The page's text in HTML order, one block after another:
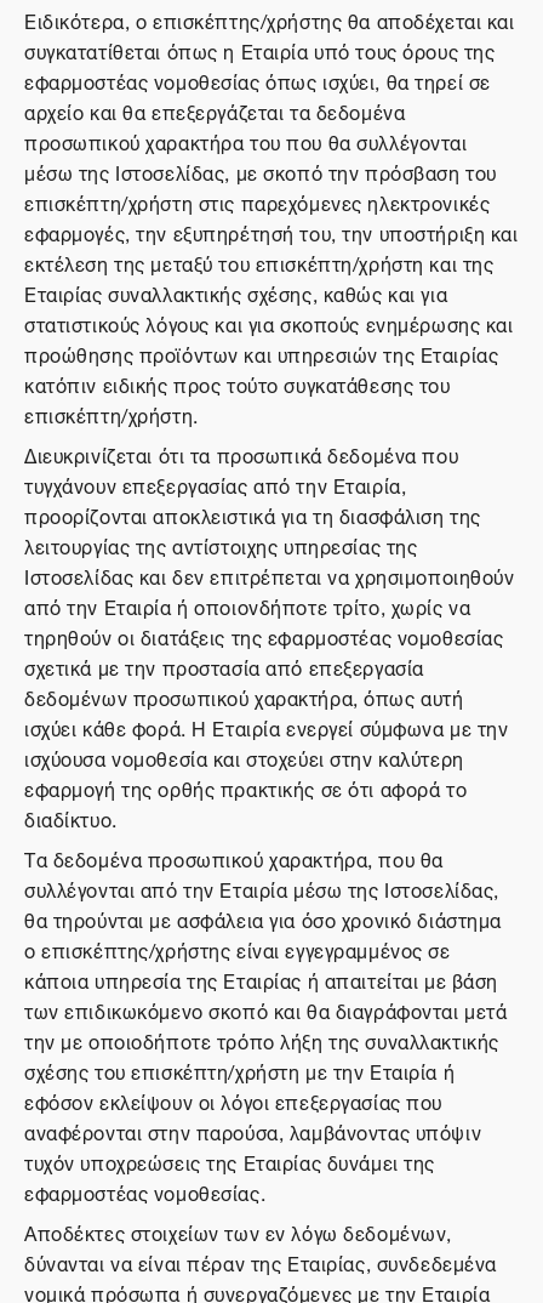
Ειδικότερα, ο επισκέπτης/χρήστης θα αποδέχεται και
συγκατατίθεται όπως η Εταιρία υπό τους όρους της
εφαρμοστέας νομοθεσίας όπως ισχύει, θα τηρεί σε
αρχείο και θα επεξεργάζεται τα δεδομένα
προσωπικού χαρακτήρα του που θα συλλέγονται
μέσω της Ιστοσελίδας, με σκοπό την πρόσβαση του
επισκέπτη/χρήστη στις παρεχόμενες ηλεκτρονικές
εφαρμογές, την εξυπηρέτησή του, την υποστήριξη και
εκτέλεση της μεταξύ του επισκέπτη/χρήστη και της
Εταιρίας συναλλακτικής σχέσης, καθώς και για
στατιστικούς λόγους και για σκοπούς ενημέρωσης και
προώθησης προϊόντων και υπηρεσιών της Εταιρίας
κατόπιν ειδικής προς τούτο συγκατάθεσης του
επισκέπτη/χρήστη.
Διευκρινίζεται ότι τα προσωπικά δεδομένα που
τυγχάνουν επεξεργασίας από την Εταιρία,
προορίζονται αποκλειστικά για τη διασφάλιση της
λειτουργίας της αντίστοιχης υπηρεσίας της
Ιστοσελίδας και δεν επιτρέπεται να χρησιμοποιηθούν
από την Εταιρία ή οποιονδήποτε τρίτο, χωρίς να
τηρηθούν οι διατάξεις της εφαρμοστέας νομοθεσίας
σχετικά με την προστασία από επεξεργασία
δεδομένων προσωπικού χαρακτήρα, όπως αυτή
ισχύει κάθε φορά. Η Εταιρία ενεργεί σύμφωνα με την
ισχύουσα νομοθεσία και στοχεύει στην καλύτερη
εφαρμογή της ορθής πρακτικής σε ότι αφορά το
διαδίκτυο.
Τα δεδομένα προσωπικού χαρακτήρα, που θα
συλλέγονται από την Εταιρία μέσω της Ιστοσελίδας,
θα τηρούνται με ασφάλεια για όσο χρονικό διάστημα
ο επισκέπτης/χρήστης είναι εγγεγραμμένος σε
κάποια υπηρεσία της Εταιρίας ή απαιτείται με βάση
των επιδικωκόμενο σκοπό και θα διαγράφονται μετά
την με οποιοδήποτε τρόπο λήξη της συναλλακτικής
σχέσης του επισκέπτη/χρήστη με την Εταιρία ή
εφόσον εκλείψουν οι λόγοι επεξεργασίας που
αναφέρονται στην παρούσα, λαμβάνοντας υπόψιν
τυχόν υποχρεώσεις της Εταιρίας δυνάμει της
εφαρμοστέας νομοθεσίας.
Αποδέκτες στοιχείων των εν λόγω δεδομένων,
δύνανται να είναι πέραν της Εταιρίας, συνδεδεμένα
νομικά πρόσωπα ή συνεργαζόμενες με την Εταιρία